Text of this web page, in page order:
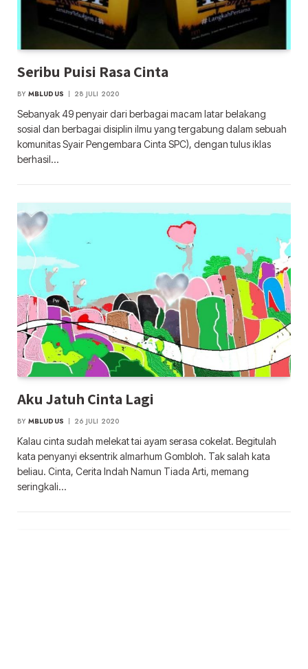
Seribu Puisi Rasa Cinta
BY MBLUDUS 28 JULI 2020
Sebanyak 49 penyair dari berbagai macam latar belakang
sosial dan berbagai disiplin ilmu yang tergabung dalam sebuah
komunitas Syair Pengembara Cinta SPC), dengan tulus iklas
berhasil…
Aku Jatuh Cinta Lagi
BY MBLUDUS 26 JULI 2020
Kalau cinta sudah melekat tai ayam serasa cokelat. Begitulah
kata penyanyi eksentrik almarhum Gombloh. Tak salah kata
beliau. Cinta, Cerita Indah Namun Tiada Arti, memang
seringkali…